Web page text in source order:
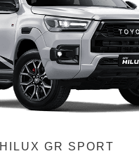
HILUX GR SPORT